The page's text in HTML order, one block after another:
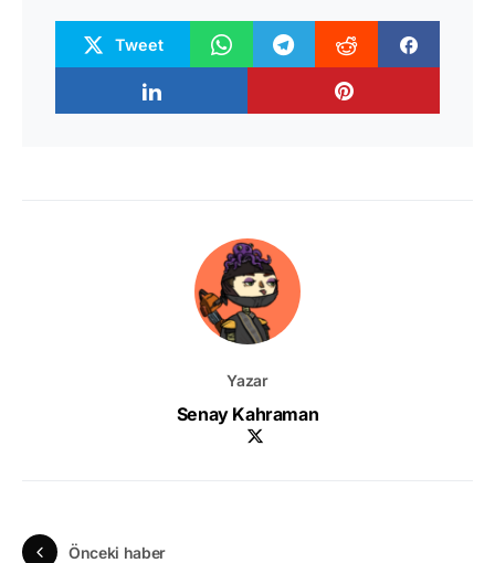
Tweet
Yazar
Senay Kahraman
Önceki haber